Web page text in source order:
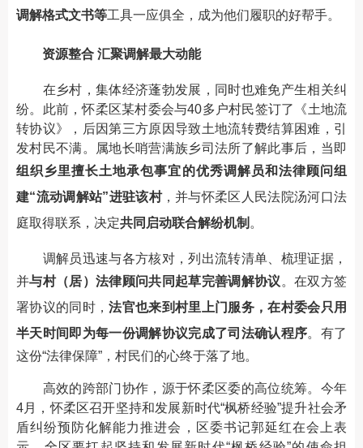
调解格式文书等工具一应俱全，成为他们履职的好帮手。
资源整合 汇聚调解最大动能
在乡村，集体经济蓬勃发展，同时也难免产生相关纠
纷。此前，怀柔区某村委会与40多户村民签订了《土地流
转协议》，后因第三方原因导致土地流转费结算困难，引
发村民不满。属地长哨营满族乡司法所了解此事后，当即
组织乡里擅长土地承包事宜的优秀调解员和法律顾问组
建“流动调解站”进驻该村，并与怀柔区人民法院汤河口法
庭取得联系，决定共同启动联合解纷机制 。
调解员迅速与各方核对，列出流转清单、梳理证据，
并与村（居）法律顾问共同起草完善调解协议 。在双方签
署协议的同时，法官也来到村里上门服务，在村委会只用
半天时间即为每一份调解协议完成了司法确认程序。有了
这份“法律保障”，村民们的心终于落了地。
高效的跨部门协作，源于怀柔区委的高位统筹。今年
4月，怀柔区召开坚持和发展新时代“枫桥经验”提升社会矛
盾纠纷预防化解能力推进会，区委书记郭延红在会上表